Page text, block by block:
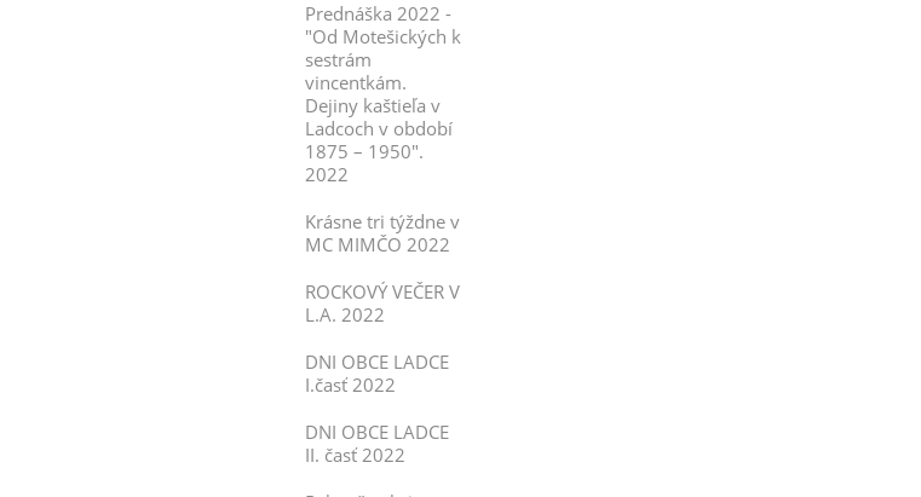
Prednáška 2022 -
"Od Motešických k
sestrám
vincentkám.
Dejiny kaštieľa v
Ladcoch v období
1875 – 1950".
2022
Krásne tri týždne v
MC MIMČO 2022
ROCKOVÝ VEČER V
L.A. 2022
DNI OBCE LADCE
I.časť 2022
DNI OBCE LADCE
II. časť 2022